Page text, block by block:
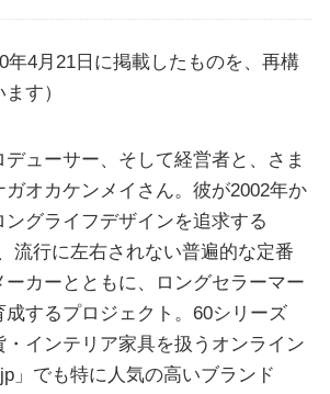
年4月21日に掲載したものを、再構
す）
ューサー、そして経営者と、さま
ガオカケンメイさん。彼が2002年か
ングライフデザインを追求する
流行に左右されない普遍的な定番
カーとともに、ロングセラーマー
するプロジェクト。60シリーズ
インテリア家具を扱うオンライン
」でも特に人気の高いブランド